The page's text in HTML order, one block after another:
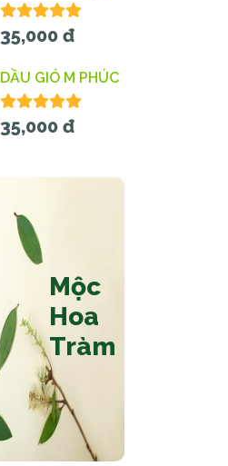
35,000 đ
DẦU GIÓ M PHÚC
35,000 đ
Mộc
Hoa
Tràm